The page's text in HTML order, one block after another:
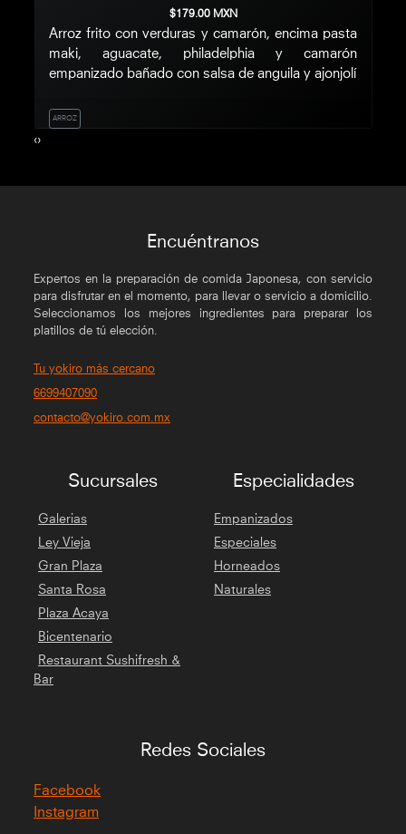
$179.00 MXN
Arroz frito con verduras y camarón, encima pasta
maki, aguacate, philadelphia y camarón
empanizado bañado con salsa de anguila y ajonjolí
ARROZ
‹›
Encuéntranos
Expertos en la preparación de comida Japonesa, con servicio
para disfrutar en el momento, para llevar o servicio a domicilio.
Seleccionamos los mejores ingredientes para preparar los
platillos de tú elección.
Tu yokiro más cercano
6699407090
contacto@yokiro.com.mx
Sucursales
Galerias
Ley Vieja
Gran Plaza
Santa Rosa
Plaza Acaya
Bicentenario
Restaurant Sushifresh &
Bar
Especialidades
Empanizados
Especiales
Horneados
Naturales
Redes Sociales
Facebook
Instagram